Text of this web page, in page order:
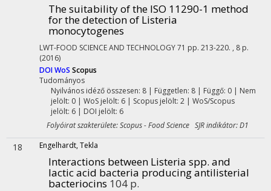
The suitability of the ISO 11290-1 method
for the detection of Listeria
monocytogenes
LWT-FOOD SCIENCE AND TECHNOLOGY71 pp. 213-220. , 8 p.
(2016)
DOIWoS Scopus
Tudományos
Nyilvános idéző összesen: 8| Független: 8 | Függő: 0 | Nem
jelölt: 0 | WoS jelölt: 6 | Scopus jelölt: 2 | WoS/Scopus
jelölt: 6 | DOI jelölt: 6
Folyóirat szakterülete: Scopus - Food Science SJR indikátor: D1
18 Engelhardt, Tekla
Interactions between Listeria spp. and
lactic acid bacteria producing antilisterial
bacteriocins 104 p.